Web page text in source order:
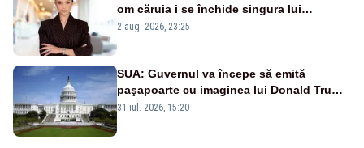
om căruia i se închide singura lui
portiță?”
2 aug. 2026, 23:25
SUA: Guvernul va începe să emită
paşapoarte cu imaginea lui Donald Trump
începând cu 8 august
31 iul. 2026, 15:20